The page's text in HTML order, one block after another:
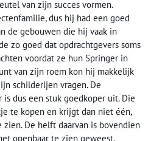
van zijn succes vormen.
dus hij had een goed
de gebouwen die hij vaak in
zo goed dat opdrachtgevers soms
voordat ze hun Springer in
van zijn roem kon hij makkelijk
schilderijen vragen. De
dus een stuk goedkoper uit. Die
te kopen en krijgt dan niet één,
De helft daarvan is bovendien
openbaar te zien geweest.